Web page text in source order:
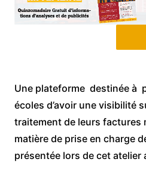
Une plateforme destinée à
écoles d’avoir une visibilité
traitement de leurs factures
matière de prise en charge
présentée lors de cet atelier